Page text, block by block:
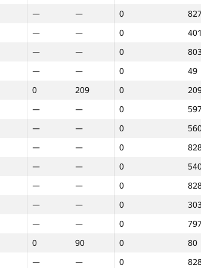
— — 0
827
— — 0
401
— — 0
— — 0
49
0 209 0
— — 0
597
— — 0
— — 0
— — 0
— — 0
— — 0
— — 0
797
0 90 0
80
— — 0
3 Барлығы
NGP30 Sum